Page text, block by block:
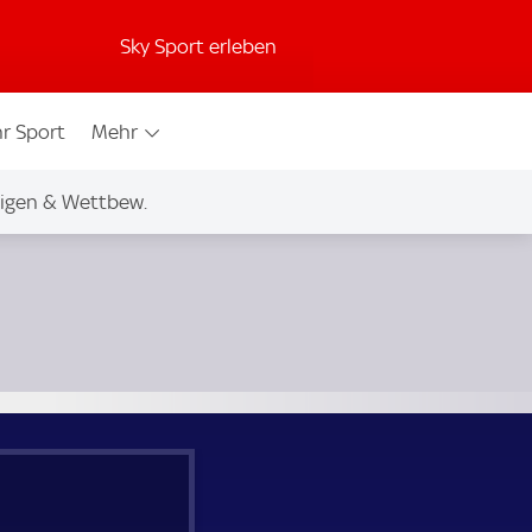
Sky Sport erleben
Sport Mehr
& Wettbew.